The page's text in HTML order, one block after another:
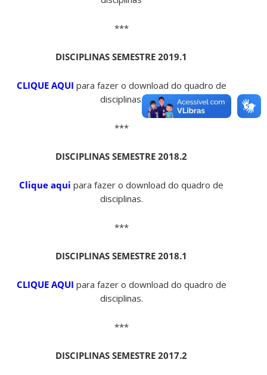
***
DISCIPLINAS SEMESTRE 2019.1
CLIQUE AQUI para fazer o download do quadro de
disciplinas.
***
DISCIPLINAS SEMESTRE 2018.2
Clique aqui para fazer o download do quadro de
disciplinas.
***
DISCIPLINAS SEMESTRE 2018.1
CLIQUE AQUI para fazer o download do quadro de
disciplinas.
***
DISCIPLINAS SEMESTRE 2017.2